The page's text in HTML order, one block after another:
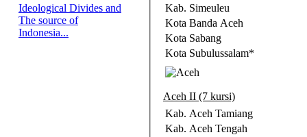
Ideological Divides and
The source of
Indonesia...
Kab. Simeuleu
Kota Banda Aceh
Kota Sabang
Kota Subulussalam*
Aceh II (7 kursi)
Kab. Aceh Tamiang
Kab. Aceh Tengah